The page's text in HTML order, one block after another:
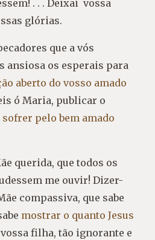
. . . Deixai vossa
glórias.
que a vós
ansiosa os esperais para
aberto do vosso amado
ó Maria, publicar o
sofrer pelo bem amado
querida, que todos os
me ouvir! Dizer-
compassiva, que sabe
mostrar o quanto Jesus
filha, tão ignorante e